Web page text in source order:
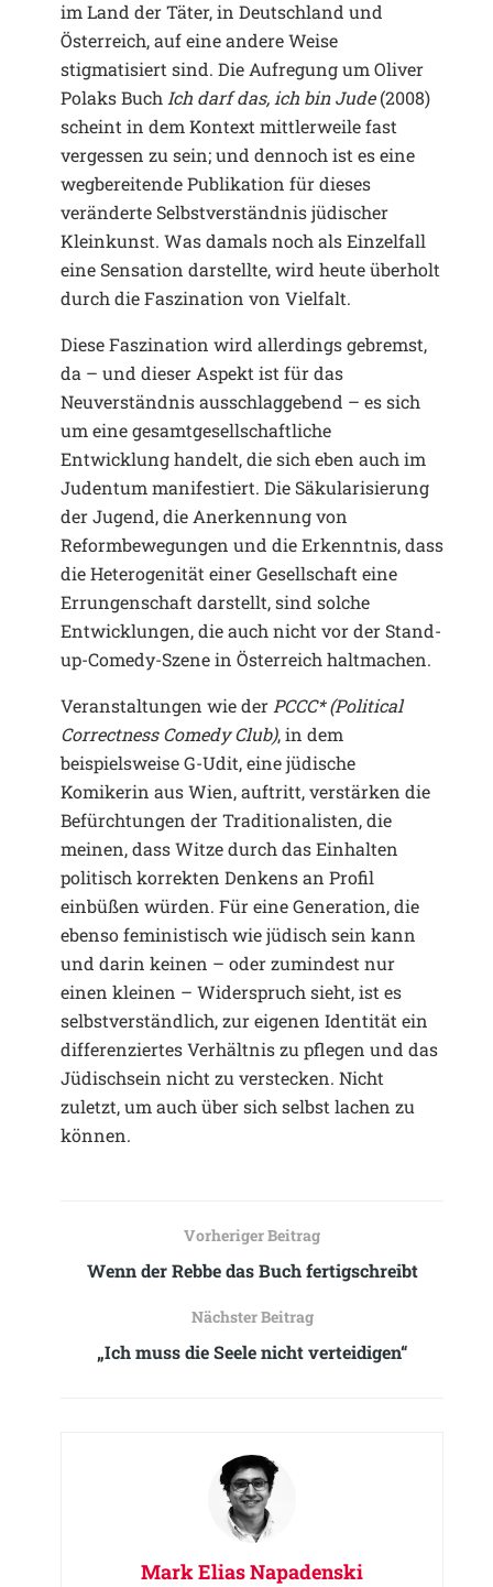
im Land der Täter, in Deutschland und
Österreich, auf eine andere Weise
stigmatisiert sind. Die Aufregung um Oliver
Polaks BuchIch darf das, ich bin Jude(2008)
scheint in dem Kontext mittlerweile fast
vergessen zu sein; und dennoch ist es eine
wegbereitende Publikation für dieses
veränderte Selbstverständnis jüdischer
Kleinkunst. Was damals noch als Einzelfall
eine Sensation darstellte, wird heute überholt
durch die Faszination von Vielfalt.
Diese Faszination wird allerdings gebremst,
da – und dieser Aspekt ist für das
Neuverständnis ausschlaggebend – es sich
um eine gesamtgesellschaftliche
Entwicklung handelt, die sich eben auch im
Judentum manifestiert. Die Säkularisierung
der Jugend, die Anerkennung von
Reformbewegungen und die Erkenntnis, dass
die Heterogenität einer Gesellschaft eine
Errungenschaft darstellt, sind solche
Entwicklungen, die auch nicht vor der Stand-
up-Comedy-Szene in Österreich haltmachen.
Veranstaltungen wie derPCCC* (Political
Correctness Comedy Club), in dem
beispielsweise G-Udit, eine jüdische
Komikerin aus Wien, auftritt, verstärken die
Befürchtungen der Traditionalisten, die
meinen, dass Witze durch das Einhalten
politisch korrekten Denkens an Profil
einbüßen würden. Für eine Generation, die
ebenso feministisch wie jüdisch sein kann
und darin keinen – oder zumindest nur
einen kleinen – Widerspruch sieht, ist es
selbstverständlich, zur eigenen Identität ein
differenziertes Verhältnis zu pflegen und das
Jüdischsein nicht zu verstecken. Nicht
zuletzt, um auch über sich selbst lachen zu
können.
Vorheriger Beitrag
Wenn der Rebbe das Buch fertigschreibt
Nächster Beitrag
„Ich muss die Seele nicht verteidigen“
Mark Elias Napadenski